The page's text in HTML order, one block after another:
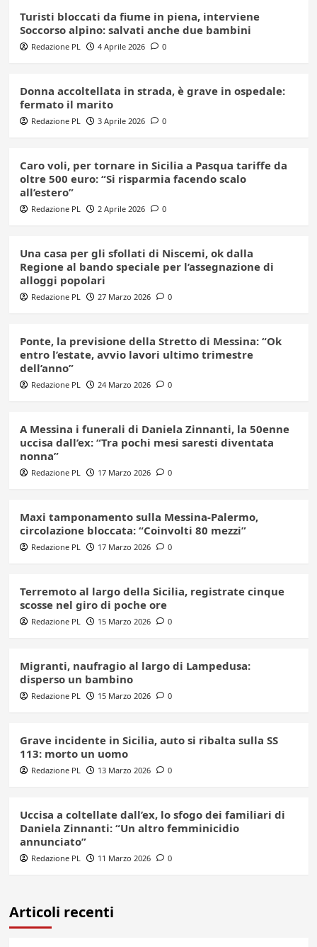
Turisti bloccati da fiume in piena, interviene
Soccorso alpino: salvati anche due bambini
Redazione PL 4 Aprile 2026 0
Donna accoltellata in strada, è grave in ospedale:
fermato il marito
Redazione PL 3 Aprile 2026 0
Caro voli, per tornare in Sicilia a Pasqua tariffe da
oltre 500 euro: “Si risparmia facendo scalo
all’estero”
Redazione PL 2 Aprile 2026 0
Una casa per gli sfollati di Niscemi, ok dalla
Regione al bando speciale per l’assegnazione di
alloggi popolari
Redazione PL 27 Marzo 2026 0
Ponte, la previsione della Stretto di Messina: “Ok
entro l’estate, avvio lavori ultimo trimestre
dell’anno”
Redazione PL 24 Marzo 2026 0
A Messina i funerali di Daniela Zinnanti, la 50enne
uccisa dall’ex: “Tra pochi mesi saresti diventata
nonna”
Redazione PL 17 Marzo 2026 0
Maxi tamponamento sulla Messina-Palermo,
circolazione bloccata: “Coinvolti 80 mezzi”
Redazione PL 17 Marzo 2026 0
Terremoto al largo della Sicilia, registrate cinque
scosse nel giro di poche ore
Redazione PL 15 Marzo 2026 0
Migranti, naufragio al largo di Lampedusa:
disperso un bambino
Redazione PL 15 Marzo 2026 0
Grave incidente in Sicilia, auto si ribalta sulla SS
113: morto un uomo
Redazione PL 13 Marzo 2026 0
Uccisa a coltellate dall’ex, lo sfogo dei familiari di
Daniela Zinnanti: “Un altro femminicidio
annunciato”
Redazione PL 11 Marzo 2026 0
Articoli recenti